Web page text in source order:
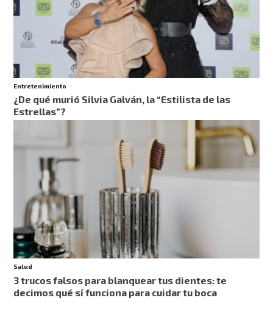
Entretenimiento
¿De qué murió Silvia Galván, la “Estilista de las
Estrellas”?
Salud
3 trucos falsos para blanquear tus dientes: te
decimos qué sí funciona para cuidar tu boca